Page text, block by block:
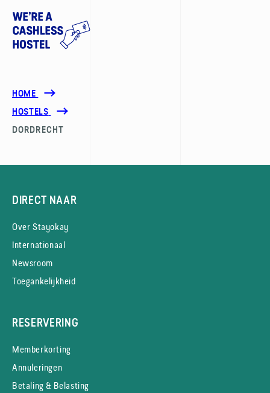
HOME
HOSTELS
DORDRECHT
DIRECT NAAR
Over Stayokay
Internationaal
Newsroom
Toegankelijkheid
RESERVERING
Memberkorting
Annuleringen
Betaling & Belasting